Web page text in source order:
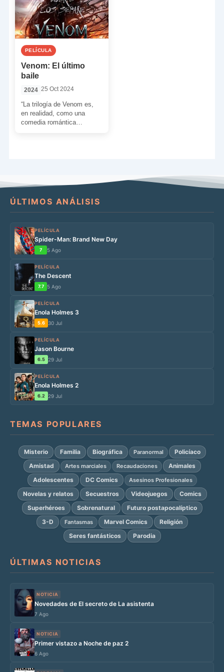
PELÍCULA
Venom: El último
baile
2024 25 Oct 2024
“La trilogía de Venom es,
en realidad, como una
comedia romántica
ÚLTIMOS ANÁLISIS
PELÍCULA
Spider-Man: Brand New Day
7 5 Ago
PELÍCULA
The Descent
7.7 5 Ago
PELÍCULA
Enola Holmes 3
5.6 30 Jul
PELÍCULA
Jason Bourne
6.5 29 Jul
PELÍCULA
Enola Holmes 2
6.2 29 Jul
TEMAS POPULARES
Misterio Familia Biográfica Paranormal
Policíaco
Amistad
Artes marciales Recaudaciones
Animales
Adolescentes
DC Comics Asesinos Profesionales
Novelas y relatos Secuestros Videojuegos
Comics
Superhéroes
Sobrenatural
Futuro postapocalíptico
3-D
Fantasmas Marvel Comics
Religión
Seres fantásticos
Parodia
ÚLTIMAS NOTICIAS
NOTICIA
Novedades de El secreto de La asistenta
7 Ago
NOTICIA
Primer vistazo a Noche de paz 2
6 Ago